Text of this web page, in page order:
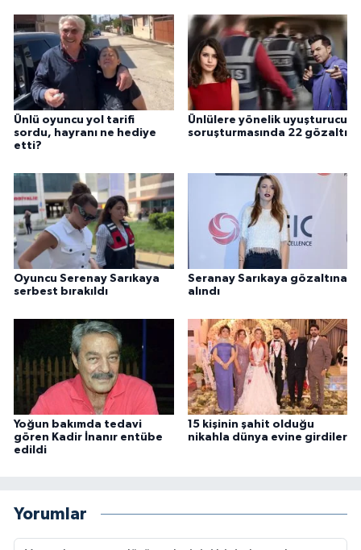
Ünlü oyuncu yol tarifi
sordu, hayranı ne hediye
etti?
Ünlülere yönelik uyuşturucu
soruşturmasında 22 gözaltı
Oyuncu Serenay Sarıkaya
serbest bırakıldı
Seranay Sarıkaya gözaltına
alındı
Yoğun bakımda tedavi
gören Kadir İnanır entübe
edildi
15 kişinin şahit olduğu
nikahla dünya evine girdiler
Yorumlar